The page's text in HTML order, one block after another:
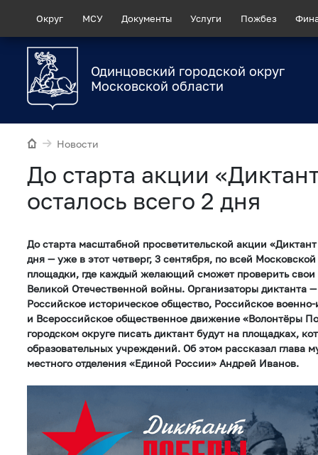
Округ МСУ Документы Услуги Пожбез
Одинцовский городской округ
Московской области
Новости
До старта акции
осталось всего 2 дня
До старта масштабной просветительской акции
дня — уже в этот четверг, 3 сентября, по всей
площадки, где каждый желающий сможет проверить свои
Великой Отечественной войны. Организаторы диктанта
Российское историческое общество, Российское
и Всероссийское общественное движение «Волонтёры
городском округе писать диктант будут на площадках,
образовательных учреждений. Об этом рассказал глава
местного отделения «Единой России» Андрей Иванов.